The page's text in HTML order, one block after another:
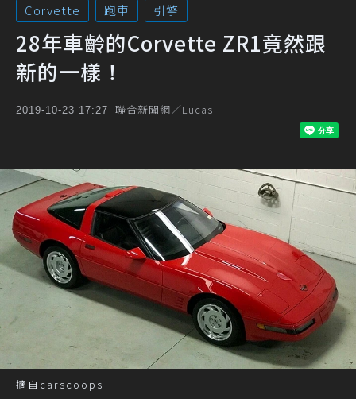
Corvette 跑車 引擎
28年車齡的Corvette ZR1竟然跟
新的一樣！
2019-10-23 17:27 聯合新聞網／Lucas
摘自carscoops